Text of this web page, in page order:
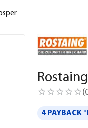
(
4 PAYBACK